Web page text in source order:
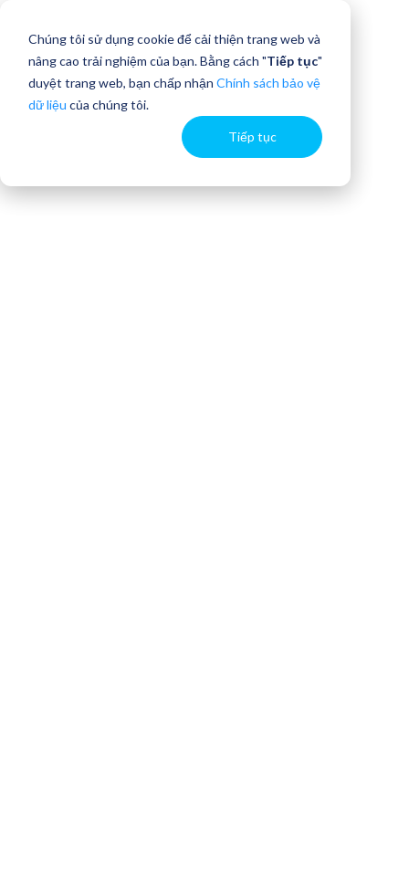
Chúng tôi sử dụng cookie để cải thiện trang web và
nâng cao trải nghiệm của bạn. Bằng cách "Tiếp tục"
duyệt trang web, bạn chấp nhận Chính sách bảo vệ
dữ liệu của chúng tôi.
Tiếp tục